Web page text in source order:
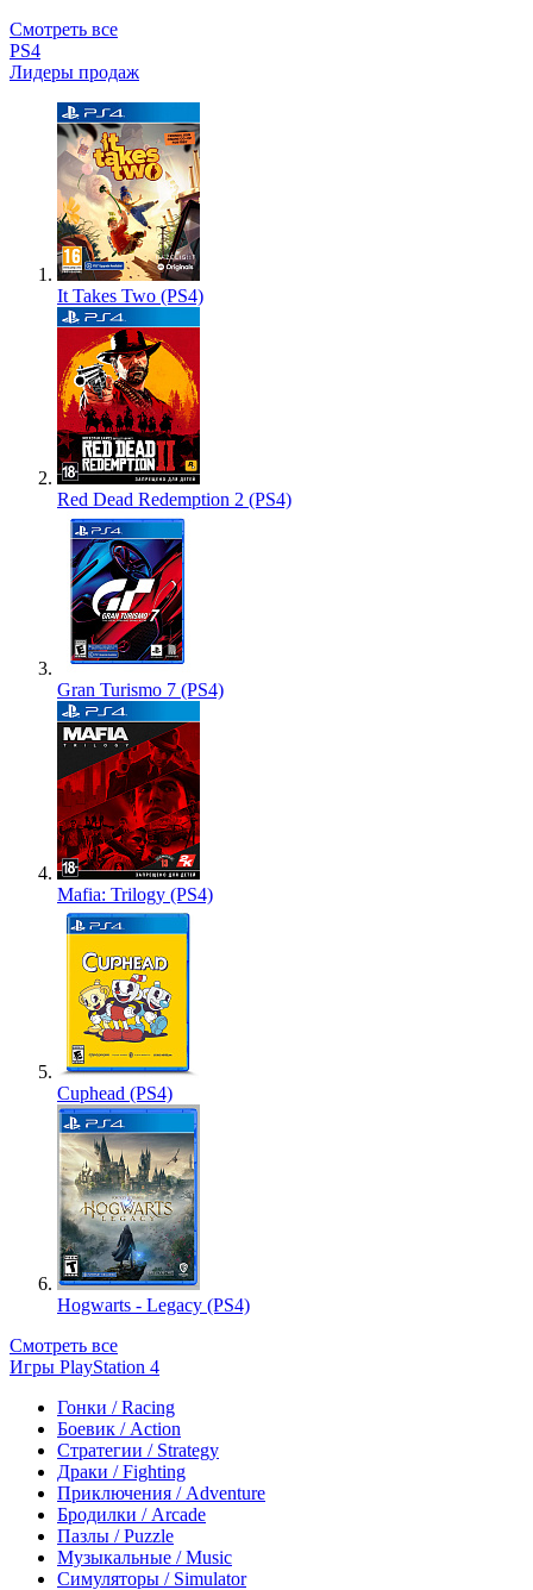
Смотреть все
PS4
Лидеры продаж
It Takes Two (PS4)
Red Dead Redemption 2 (PS4)
Gran Turismo 7 (PS4)
Mafia: Trilogy (PS4)
Cuphead (PS4)
Hogwarts - Legacy (PS4)
Смотреть все
Игры PlayStation 4
Гонки / Racing
Боевик / Action
Стратегии / Strategy
Драки / Fighting
Приключения / Adventure
Бродилки / Arcade
Пазлы / Puzzle
Музыкальные / Music
Симуляторы / Simulator